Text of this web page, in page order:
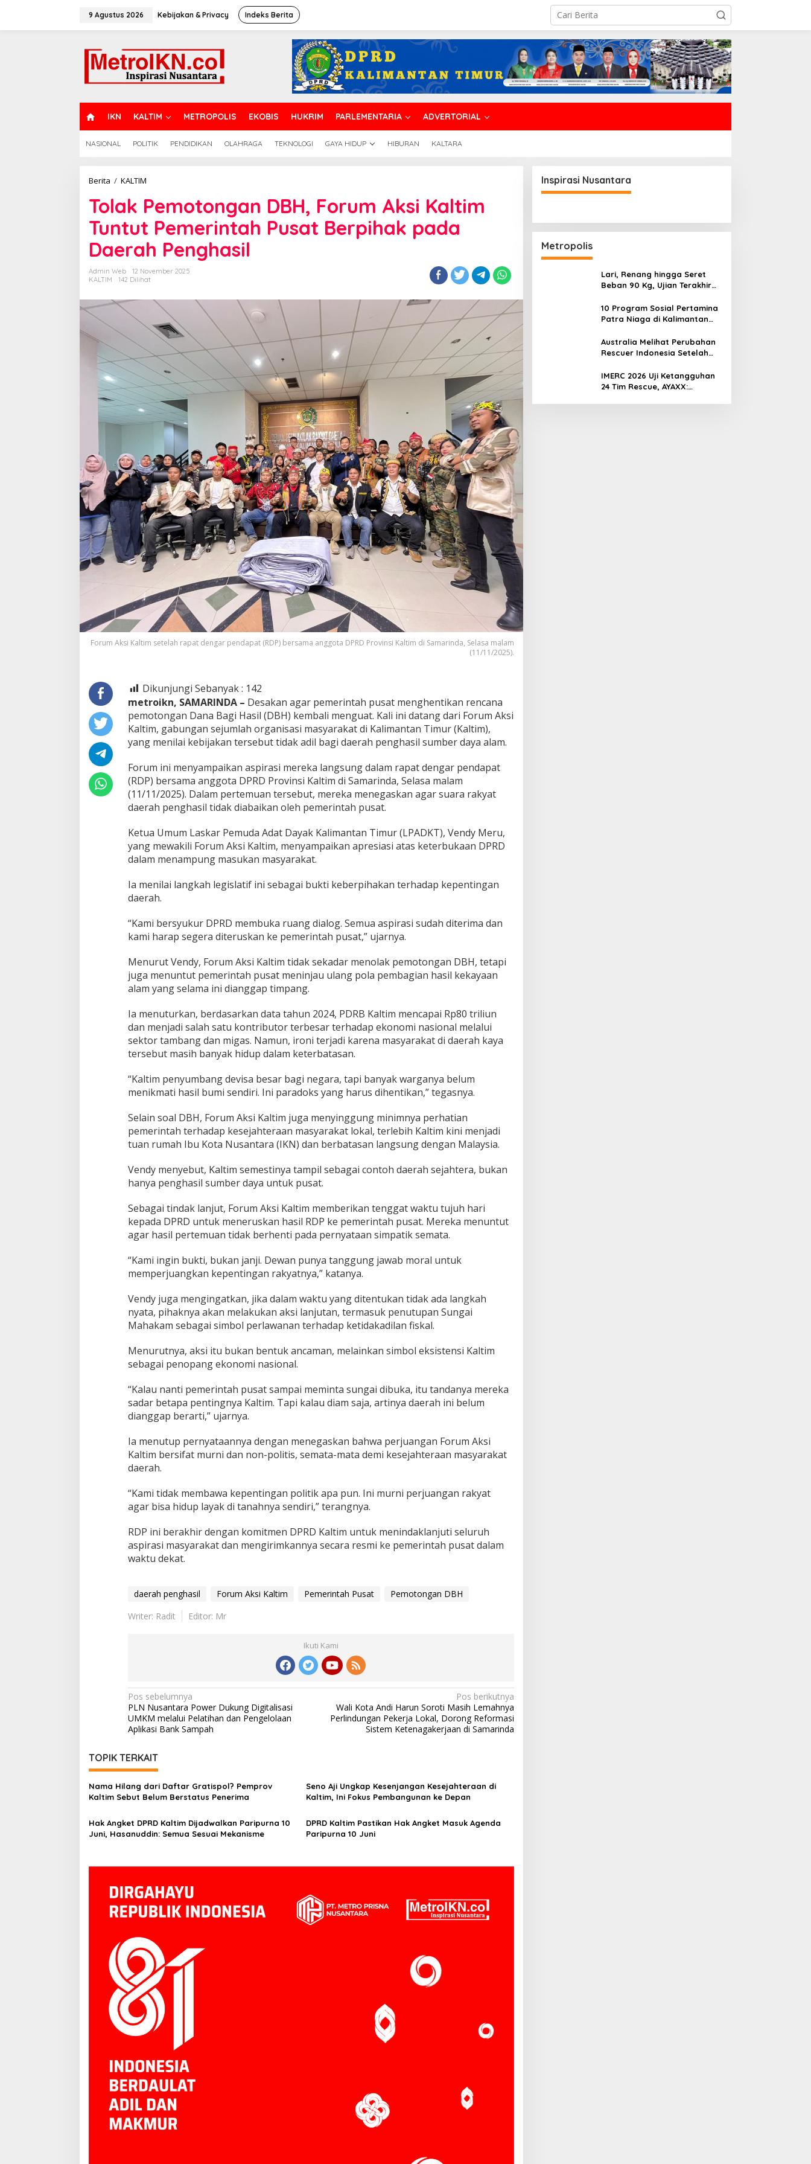
9 Agustus 2026 Kebijakan & Privacy Indeks Berita
O
M
IKN KALTIM METROPOLIS EKOBIS HUKRIM PARLEMENTARIA ADVERTORIAL
NASIONAL POLITIK PENDIDIKAN OLAHRAGA TEKNOLOGI GAYA HIDUP HIBURAN KALTARA
Berita / KALTIM
DBH,
Forum
Aksi
Kaltim
Tuntut
Pemerintah
Pusat
Berpihak
Daerah
Penghasil
Tolak Pemotongan DBH, Forum Aksi Kaltim
Tuntut Pemerintah Pusat Berpihak pada
Daerah Penghasil
Admin Web
12 November 2025
KALTIM
142 Dilihat
Forum Aksi Kaltim setelah rapat dengar pendapat (RDP) bersama anggota DPRD Provinsi Kaltim di Samarinda, Selasa malam
(11/11/2025).
Dikunjungi Sebanyak : 142
metroikn, SAMARINDA – Desakan agar pemerintah pusat menghentikan rencana
pemotongan Dana Bagi Hasil (DBH) kembali menguat. Kali ini datang dari Forum Aksi
Kaltim, gabungan sejumlah organisasi masyarakat di Kalimantan Timur (Kaltim),
yang menilai kebijakan tersebut tidak adil bagi daerah penghasil sumber daya alam.
Forum ini menyampaikan aspirasi mereka langsung dalam rapat dengar pendapat
(RDP) bersama anggota DPRD Provinsi Kaltim di Samarinda, Selasa malam
(11/11/2025). Dalam pertemuan tersebut, mereka menegaskan agar suara rakyat
daerah penghasil tidak diabaikan oleh pemerintah pusat.
Ketua Umum Laskar Pemuda Adat Dayak Kalimantan Timur (LPADKT), Vendy Meru,
yang mewakili Forum Aksi Kaltim, menyampaikan apresiasi atas keterbukaan DPRD
dalam menampung masukan masyarakat.
Ia menilai langkah legislatif ini sebagai bukti keberpihakan terhadap kepentingan
daerah.
“Kami bersyukur DPRD membuka ruang dialog. Semua aspirasi sudah diterima dan
kami harap segera diteruskan ke pemerintah pusat,” ujarnya.
Menurut Vendy, Forum Aksi Kaltim tidak sekadar menolak pemotongan DBH, tetapi
juga menuntut pemerintah pusat meninjau ulang pola pembagian hasil kekayaan
alam yang selama ini dianggap timpang.
Ia menuturkan, berdasarkan data tahun 2024, PDRB Kaltim mencapai Rp80 triliun
dan menjadi salah satu kontributor terbesar terhadap ekonomi nasional melalui
sektor tambang dan migas. Namun, ironi terjadi karena masyarakat di daerah kaya
tersebut masih banyak hidup dalam keterbatasan.
“Kaltim penyumbang devisa besar bagi negara, tapi banyak warganya belum
menikmati hasil bumi sendiri. Ini paradoks yang harus dihentikan,” tegasnya.
Selain soal DBH, Forum Aksi Kaltim juga menyinggung minimnya perhatian
pemerintah terhadap kesejahteraan masyarakat lokal, terlebih Kaltim kini menjadi
tuan rumah Ibu Kota Nusantara (IKN) dan berbatasan langsung dengan Malaysia.
Vendy menyebut, Kaltim semestinya tampil sebagai contoh daerah sejahtera, bukan
hanya penghasil sumber daya untuk pusat.
Sebagai tindak lanjut, Forum Aksi Kaltim memberikan tenggat waktu tujuh hari
kepada DPRD untuk meneruskan hasil RDP ke pemerintah pusat. Mereka menuntut
agar hasil pertemuan tidak berhenti pada pernyataan simpatik semata.
“Kami ingin bukti, bukan janji. Dewan punya tanggung jawab moral untuk
memperjuangkan kepentingan rakyatnya,” katanya.
Vendy juga mengingatkan, jika dalam waktu yang ditentukan tidak ada langkah
nyata, pihaknya akan melakukan aksi lanjutan, termasuk penutupan Sungai
Mahakam sebagai simbol perlawanan terhadap ketidakadilan fiskal.
Menurutnya, aksi itu bukan bentuk ancaman, melainkan simbol eksistensi Kaltim
sebagai penopang ekonomi nasional.
“Kalau nanti pemerintah pusat sampai meminta sungai dibuka, itu tandanya mereka
sadar betapa pentingnya Kaltim. Tapi kalau diam saja, artinya daerah ini belum
dianggap berarti,” ujarnya.
Ia menutup pernyataannya dengan menegaskan bahwa perjuangan Forum Aksi
Kaltim bersifat murni dan non-politis, semata-mata demi kesejahteraan masyarakat
daerah.
“Kami tidak membawa kepentingan politik apa pun. Ini murni perjuangan rakyat
agar bisa hidup layak di tanahnya sendiri,” terangnya.
RDP ini berakhir dengan komitmen DPRD Kaltim untuk menindaklanjuti seluruh
aspirasi masyarakat dan mengirimkannya secara resmi ke pemerintah pusat dalam
waktu dekat.
daerah penghasil Forum Aksi Kaltim Pemerintah Pusat
Pemotongan DBH
Writer: Radit
Editor: Mr
Ikuti Kami
Navigasi
pos
Pos sebelumnya
PLN Nusantara Power Dukung Digitalisasi
UMKM melalui Pelatihan dan Pengelolaan
Aplikasi Bank Sampah
Pos berikutnya
Wali Kota Andi Harun Soroti Masih Lemahnya
Perlindungan Pekerja Lokal, Dorong Reformasi
Sistem Ketenagakerjaan di Samarinda
TOPIK TERKAIT
Nama Hilang dari Daftar Gratispol? Pemprov
Kaltim Sebut Belum Berstatus Penerima
Seno Aji Ungkap Kesenjangan Kesejahteraan di
Kaltim, Ini Fokus Pembangunan ke Depan
Hak Angket DPRD Kaltim Dijadwalkan Paripurna 10
Juni, Hasanuddin: Semua Sesuai Mekanisme
DPRD Kaltim Pastikan Hak Angket Masuk Agenda
Paripurna 10 Juni
Inspirasi Nusantara
Metropolis
Lari, Renang hingga Seret
Beban 90 Kg, Ujian Terakhir
10 Program Sosial Pertamina
Patra Niaga di Kalimantan
2026
Australia Melihat Perubahan
Rescuer Indonesia Setelah
IMERC 2026 Uji Ketangguhan
24 Tim Rescue, AYAXX: